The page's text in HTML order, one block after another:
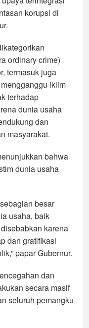
korupsi di
ordinary crime)
termasuk juga
iklim
terhadap
dunia usaha
dan
masyarakat.
bahwa
dunia usaha
besar
usaha, baik
karena
dan gratifikasi
papar Gubernur.
dan
secara masif
seluruh pemangku